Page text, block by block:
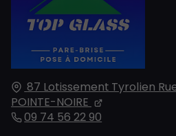
87 Lotissement Tyrolien
POINTE-NOIRE
09 74 56 22 90